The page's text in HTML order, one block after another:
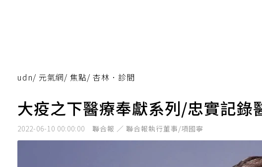
udn/ 元氣網/ 焦點/ 杏林．診間
大疫之下醫療奉獻系列/忠實記
2022-06-10 00:00:00 聯合報 ／ 聯合報執行董事/項國寧